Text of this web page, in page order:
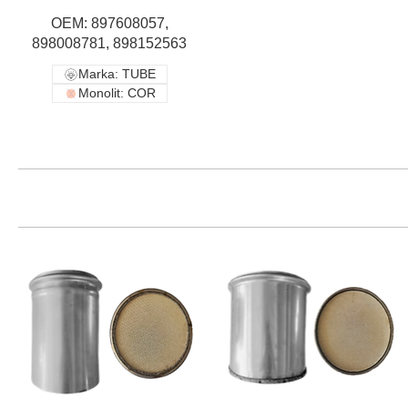
OEM: 897608057,
898008781, 898152563
Marka: TUBE
Monolit: COR